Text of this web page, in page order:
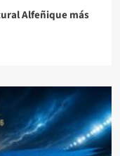
Alfeñique más